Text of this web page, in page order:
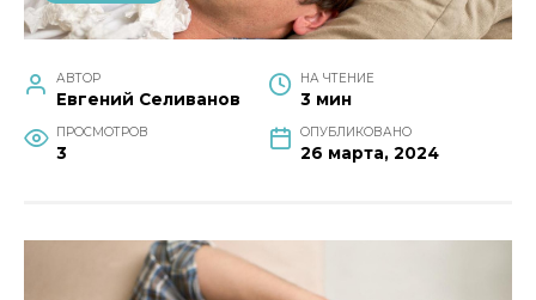
АВТОР
Евгений Селиванов
НА ЧТЕНИЕ
3 мин
ПРОСМОТРОВ
3
ОПУБЛИКОВАНО
26 марта, 2024